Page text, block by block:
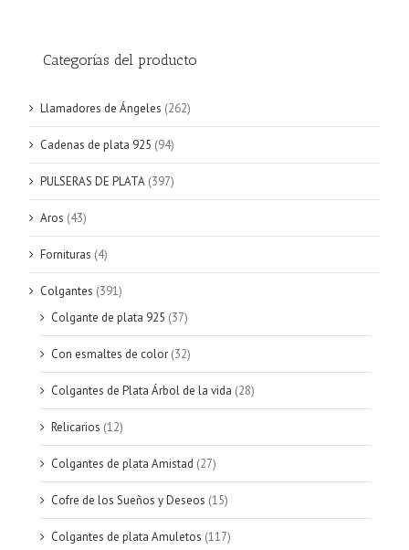
Categorías del producto
Llamadores de Ángeles (262)
Cadenas de plata 925 (94)
PULSERAS DE PLATA (397)
Aros (43)
Fornituras (4)
Colgantes (391)
Colgante de plata 925 (37)
Con esmaltes de color (32)
Colgantes de Plata Árbol de la vida (28)
Relicarios (12)
Colgantes de plata Amistad (27)
Cofre de los Sueños y Deseos (15)
Colgantes de plata Amuletos (117)